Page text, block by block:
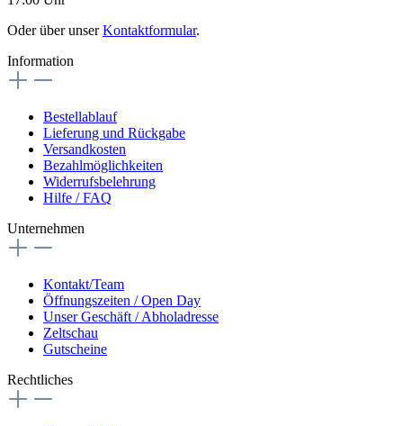
Oder über unserKontaktformular.
Information
Bestellablauf
Lieferung und Rückgabe
Versandkosten
Bezahlmöglichkeiten
Widerrufsbelehrung
Hilfe / FAQ
Unternehmen
Kontakt/Team
Öffnungszeiten / Open Day
Unser Geschäft / Abholadresse
Zeltschau
Gutscheine
Rechtliches